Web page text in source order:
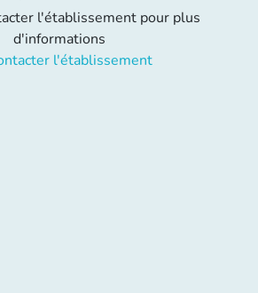
l'établissement pour plus
d'informations
l'établissement